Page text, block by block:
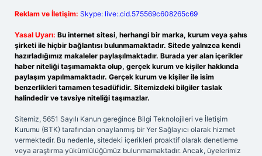
Reklam ve İletişim: Skype: live:.cid.575569c608265c69
Yasal Uyarı: Bu internet sitesi, herhangi bir marka, kurum veya şahıs
şirketi ile hiçbir bağlantısı bulunmamaktadır. Sitede yalnızca kendi
hazırladığımız makaleler paylaşılmaktadır. Burada yer alan içerikler
haber niteliği taşımamakta olup, gerçek kurum ve kişiler hakkında
paylaşım yapılmamaktadır. Gerçek kurum ve kişiler ile isim
benzerlikleri tamamen tesadüfidir. Sitemizdeki bilgiler taslak
halindedir ve tavsiye niteliği taşımazlar.
Sitemiz, 5651 Sayılı Kanun gereğince Bilgi Teknolojileri ve İletişim
Kurumu (BTK) tarafından onaylanmış bir Yer Sağlayıcı olarak hizmet
vermektedir. Bu nedenle, sitedeki içerikleri proaktif olarak denetleme
veya araştırma yükümlülüğümüz bulunmamaktadır. Ancak, üyelerimiz